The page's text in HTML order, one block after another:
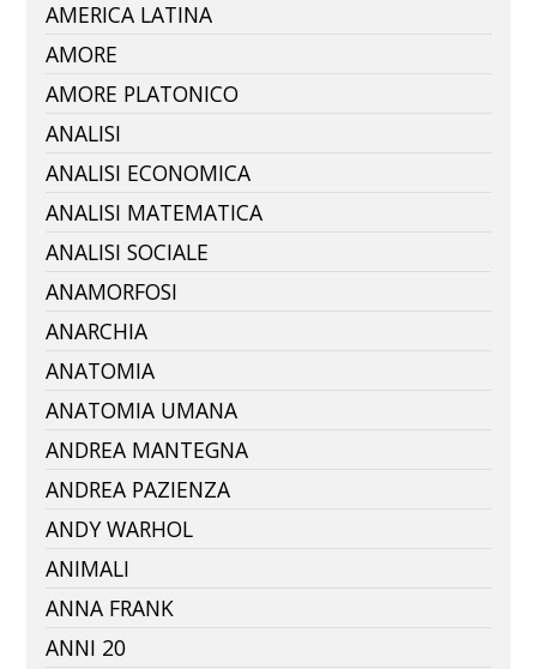
AMERICA LATINA
AMORE
AMORE PLATONICO
ANALISI
ANALISI ECONOMICA
ANALISI MATEMATICA
ANALISI SOCIALE
ANAMORFOSI
ANARCHIA
ANATOMIA
ANATOMIA UMANA
ANDREA MANTEGNA
ANDREA PAZIENZA
ANDY WARHOL
ANIMALI
ANNA FRANK
ANNI 20